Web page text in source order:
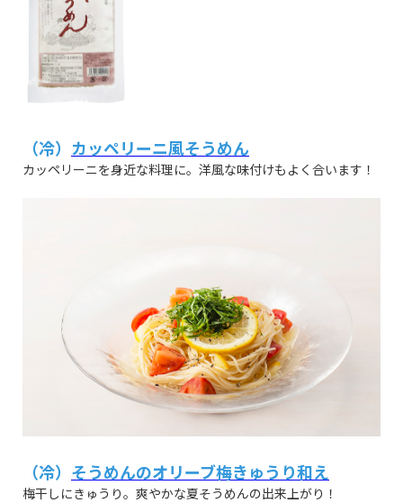
（冷） カッペリーニ風そうめん
カッペリーニを身近な料理に。洋風な味付けもよく合います！
（冷） そうめんのオリーブ梅きゅうり和え
梅干しにきゅうり。爽やかな夏そうめんの出来上がり！